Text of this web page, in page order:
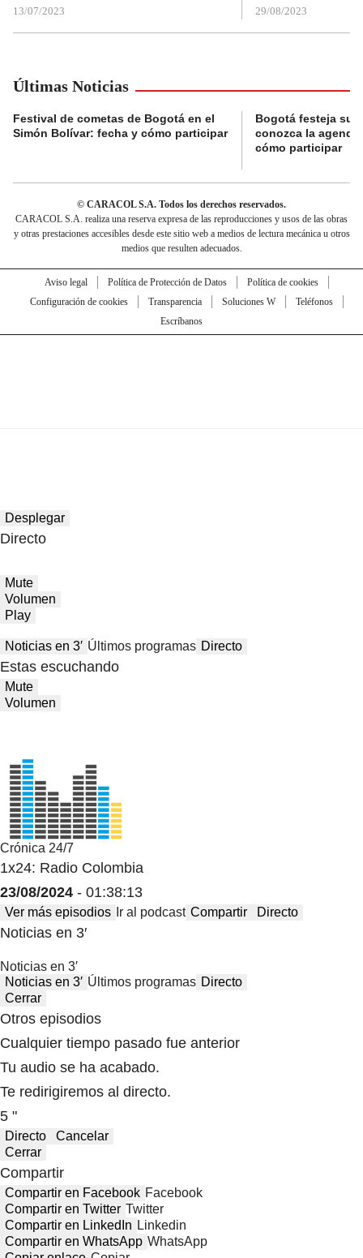
13/07/2023 29/08/2023
Últimas Noticias
Festival de cometas de Bogotá en el
Simón Bolívar: fecha y cómo participar
Bogotá festeja su
conozca la
cómo participar
© CARACOL S.A. Todos los derechos reservados.
CARACOL S.A. realiza una reserva expresa de las reproducciones y usos de las obras
y otras prestaciones accesibles desde este sitio web a medios de lectura mecánica u otros
medios que resulten adecuados.
Aviso legal Política de Protección de Datos
Política de cookies
Configuración de cookies
Transparencia Soluciones W
Teléfonos
Escríbanos
Desplegar
Directo
Mute
Volumen
Play
Noticias en 3′ Últimos programas Directo
Estas escuchando
Mute
Volumen
Crónica 24/7
1x24: Radio Colombia
23/08/2024 - 01:38:13
Ver más episodios Ir al podcast Compartir Directo
Noticias en 3′
Noticias en 3′
Noticias en 3′ Últimos programas Directo
Cerrar
Otros episodios
Cualquier tiempo pasado fue anterior
Tu audio se ha acabado.
Te redirigiremos al directo.
5 "
Directo
Cancelar
Cerrar
Compartir
Compartir en Facebook Facebook
Compartir en Twitter Twitter
Compartir en LinkedIn Linkedin
Compartir en WhatsApp WhatsApp